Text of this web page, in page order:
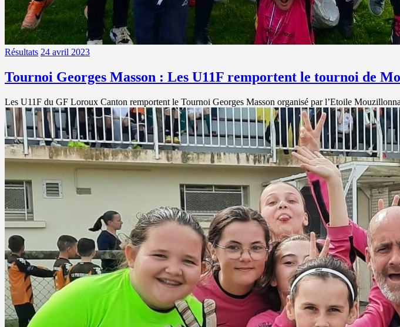
Résultats 24 avril 2023
Tournoi Georges Masson : Les U11F remportent le tournoi de
Les U11F du GF Loroux Canton remportent le Tournoi Georges Masson organisé par l’Etoile